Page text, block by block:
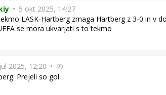
• 5 okt 2025, 14:27
LASK-Hartberg zmaga Hartberg z 3-0 in v
se mora ukvarjati s to tekmo
2025, 12:20 •
Prejeli so gol